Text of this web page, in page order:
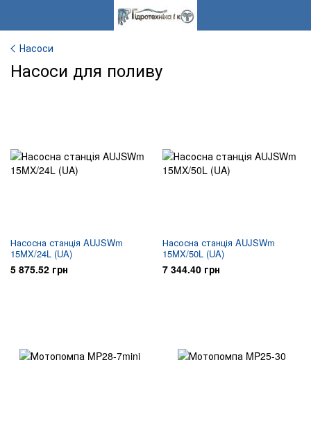
Насоси
Насоси для поливу
Насосна станція AUJSWm
15MX/24L (UA)
5 875.52 грн
Насосна станція AUJSWm
15MX/50L (UA)
7 344.40 грн